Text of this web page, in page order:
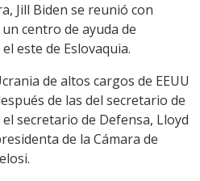
Jill Biden se reunió con
centro de ayuda de
este de Eslovaquia.
de altos cargos de EEUU
de las del secretario de
secretario de Defensa, Lloyd
de la Cámara de